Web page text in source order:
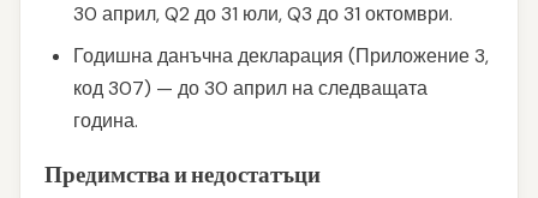
30 април, Q2 до 31 юли, Q3 до 31 октомври.
Годишна данъчна декларация (Приложение 3,
код 307) — до 30 април на следващата
година.
Предимства и недостатъци